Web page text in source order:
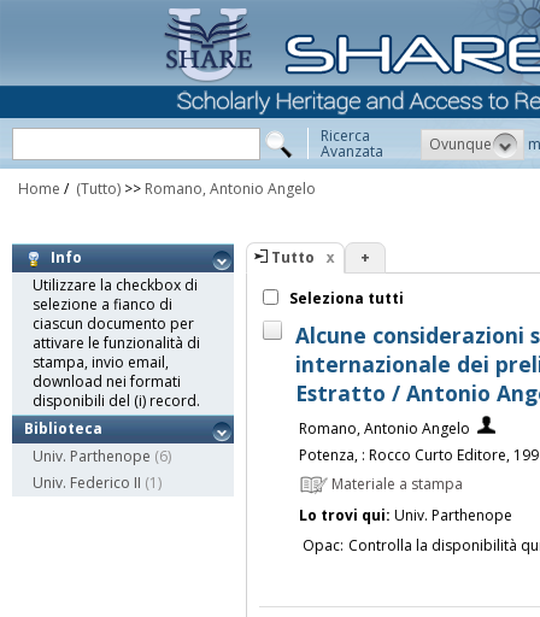
Ricerca
Avanzata Ovunque
Home / (Tutto) >> Romano, Antonio Angelo
Info
Utilizzare la checkbox di
selezione a fianco di
ciascun documento per
attivare le funzionalità di
stampa, invio email,
download nei formati
disponibili del (i) record.
Biblioteca
Univ. Parthenope (6)
Univ. Federico II (1)
Tutto +
Seleziona tutti
Alcune considerazioni
internazionale dei
Estratto / Antonio
Romano, Antonio Angelo
Potenza, : Rocco Curto Editore,
Materiale a stampa
Lo trovi qui: Univ. Parthenope
Opac: Controlla la disponibilità